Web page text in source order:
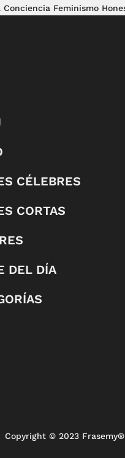
Conciencia Feminismo
CÉLEBRES
CORTAS
DEL DÍA
Copyright © 2023